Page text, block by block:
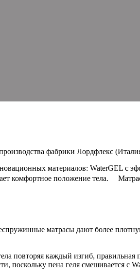
фабрики Лордфлекс
материалов: WaterGEL с
комфортное положение тела.
матрасы дают более
повторяя каждый изгиб,
поскольку пена геля смешивается